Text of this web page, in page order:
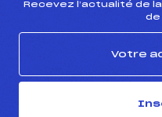
Recevez l’actualité de
de